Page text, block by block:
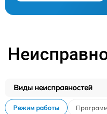
Виды неисправностей
Режим работы